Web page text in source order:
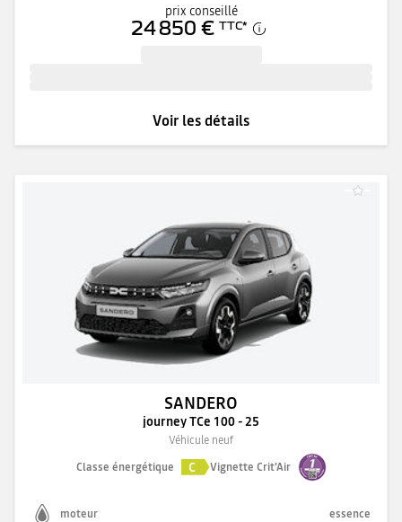
prix conseillé
24 850 € TTC*
Voir les détails
SANDERO
journey TCe 100 - 25
Véhicule neuf
Classe énergétique
C Vignette Crit'Air
moteur essence